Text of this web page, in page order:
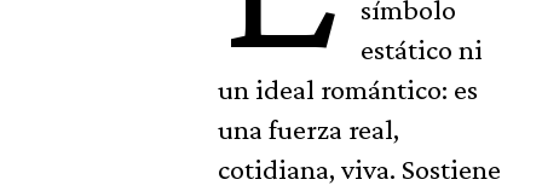
símbolo
estático ni
un ideal romántico: es
una fuerza real,
cotidiana, viva. Sostiene